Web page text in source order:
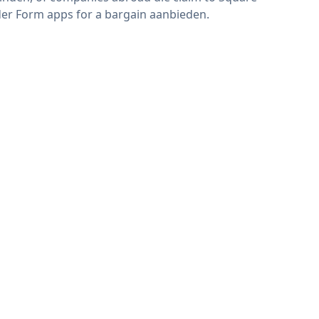
Form apps for a bargain aanbieden.